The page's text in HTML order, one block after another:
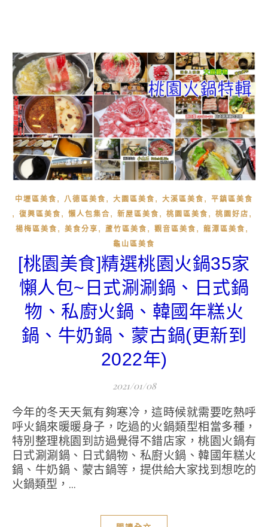
中壢區美食 , 八德區美食 , 大園區美食 , 大溪區美食 , 平鎮區美食
, 復興區美食 , 懶人包集合 , 新屋區美食 , 桃園區美食 , 桃園好店 ,
楊梅區美食 , 美食分享 , 蘆竹區美食 , 觀音區美食 , 龍潭區美食 ,
龜山區美食
[桃園美食]精選桃園火鍋35家
懶人包~日式涮涮鍋、日式鍋
物、私廚火鍋、韓國年糕火
鍋、牛奶鍋、蒙古鍋(更新到
2022年)
2021/01/08
今年的冬天天氣有夠寒冷，這時候就需要吃熱呼
呼火鍋來暖暖身子，吃過的火鍋類型相當多種，
特別整理桃園到訪過覺得不錯店家，桃園火鍋有
日式涮涮鍋、日式鍋物、私廚火鍋、韓國年糕火
鍋、牛奶鍋、蒙古鍋等，提供給大家找到想吃的
火鍋類型，...